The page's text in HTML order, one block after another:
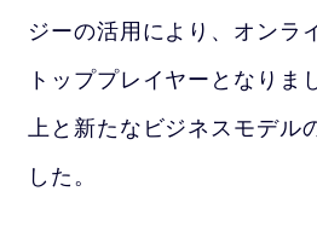
ジーの活用により、オンラ
トッププレイヤーとなりま
上と新たなビジネスモデル
した。